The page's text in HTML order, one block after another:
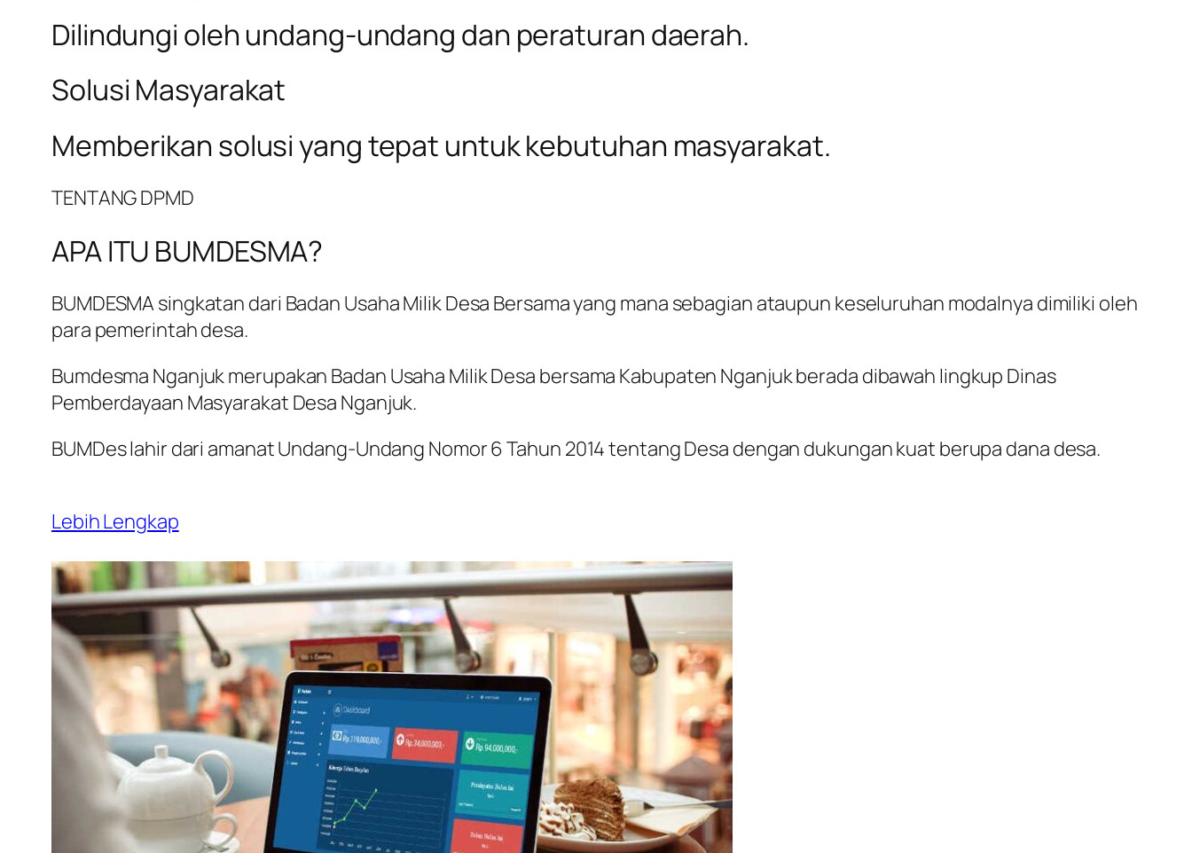
Dilindungi oleh undang-undang dan peraturan daerah.
Solusi Masyarakat
Memberikan solusi yang tepat untuk kebutuhan masyarakat.
TENTANG DPMD
APA ITU BUMDESMA?
BUMDESMA singkatan dari Badan Usaha Milik Desa Bersama yang mana sebagian ataupun keseluruhan modalnya dimiliki oleh
para pemerintah desa.
Bumdesma Nganjuk merupakan Badan Usaha Milik Desa bersama Kabupaten Nganjuk berada dibawah lingkup Dinas
Pemberdayaan Masyarakat Desa Nganjuk.
BUMDes lahir dari amanat Undang-Undang Nomor 6 Tahun 2014 tentang Desa dengan dukungan kuat berupa dana desa.
Lebih Lengkap